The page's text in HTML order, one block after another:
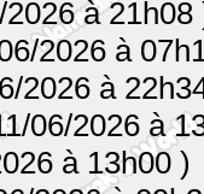
à 21h08
2026 à
2026 à
06/2026 à
à 13h00 )